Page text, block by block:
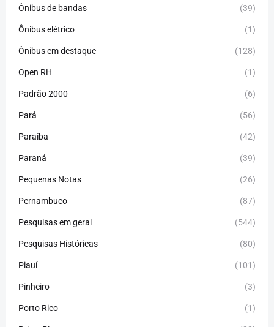
Ônibus de bandas (39)
Ônibus elétrico (1)
Ônibus em destaque (128)
Open RH (1)
Padrão 2000 (6)
Pará (56)
Paraíba (42)
Paraná (39)
Pequenas Notas (26)
Pernambuco (87)
Pesquisas em geral (544)
Pesquisas Históricas (80)
Piauí (101)
Pinheiro (3)
Porto Rico (1)